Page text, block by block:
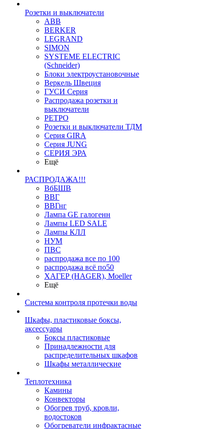
Розетки и выключатели
ABB
BERKER
LEGRAND
SIMON
SYSTEME ELECTRIC
(Schneider)
Блоки электроустановочные
Веркель Швеция
ГУСИ Серия
Распродажа розетки и
выключатели
РЕТРО
Розетки и выключатели ТДМ
Серия GIRA
Серия JUNG
СЕРИЯ ЭРА
Ещё
РАСПРОДАЖА!!!
ВбБШВ
ВВГ
ВВГнг
Лампа GE галогенн
Лампы LED SALE
Лампы КЛЛ
НУМ
ПВС
распродажа все по 100
распродажа всё по50
ХАГЕР (HAGER), Moeller
Ещё
Система контроля протечки воды
Шкафы, пластиковые боксы,
аксессуары
Боксы пластиковые
Принадлежности для
распределительных шкафов
Шкафы металлические
Теплотехника
Камины
Конвекторы
Обогрев труб, кровли,
водостоков
Обогреватели инфрактасные